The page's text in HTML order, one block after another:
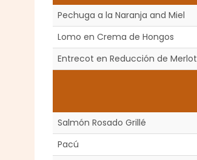
Pechuga a la Naranja and Miel
Lomo en Crema de Hongos
Entrecot en Reducción de Merlot
Salmón Rosado Grillé
Pacú